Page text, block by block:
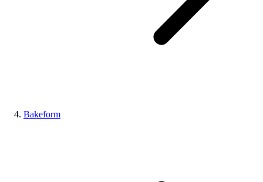
Bakeform